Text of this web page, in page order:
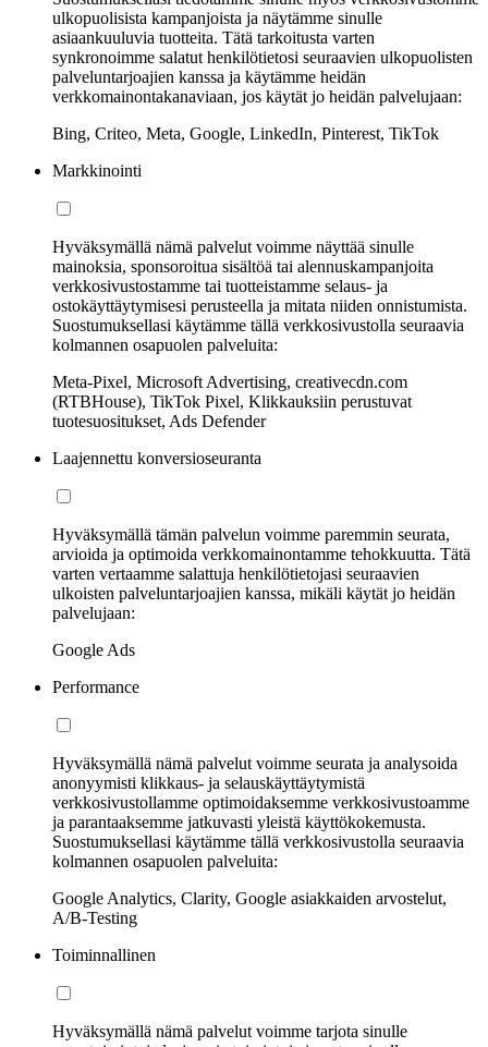
ulkopuolisista kampanjoista ja näytämme sinulle
asiaankuuluvia tuotteita. Tätä tarkoitusta varten
synkronoimme salatut henkilötietosi seuraavien ulkopuolisten
palveluntarjoajien kanssa ja käytämme heidän
verkkomainontakanaviaan, jos käytät jo heidän palvelujaan:
Bing, Criteo, Meta, Google, LinkedIn, Pinterest, TikTok
Markkinointi
Hyväksymällä nämä palvelut voimme näyttää sinulle
mainoksia, sponsoroitua sisältöä tai alennuskampanjoita
verkkosivustostamme tai tuotteistamme selaus- ja
ostokäyttäytymisesi perusteella ja mitata niiden onnistumista.
Suostumuksellasi käytämme tällä verkkosivustolla seuraavia
kolmannen osapuolen palveluita:
Meta-Pixel, Microsoft Advertising, creativecdn.com
(RTBHouse), TikTok Pixel, Klikkauksiin perustuvat
tuotesuositukset, Ads Defender
Laajennettu konversioseuranta
Hyväksymällä tämän palvelun voimme paremmin seurata,
arvioida ja optimoida verkkomainontamme tehokkuutta. Tätä
varten vertaamme salattuja henkilötietojasi seuraavien
ulkoisten palveluntarjoajien kanssa, mikäli käytät jo heidän
palvelujaan:
Google Ads
Performance
Hyväksymällä nämä palvelut voimme seurata ja analysoida
anonyymisti klikkaus- ja selauskäyttäytymistä
verkkosivustollamme optimoidaksemme verkkosivustoamme
ja parantaaksemme jatkuvasti yleistä käyttökokemusta.
Suostumuksellasi käytämme tällä verkkosivustolla seuraavia
kolmannen osapuolen palveluita:
Google Analytics, Clarity, Google asiakkaiden arvostelut,
A/B-Testing
Toiminnallinen
Hyväksymällä nämä palvelut voimme tarjota sinulle